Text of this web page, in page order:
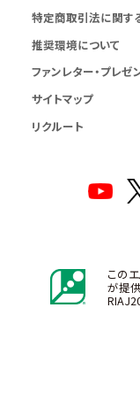
特定商取引法に関す
推奨環境について
ファンレター・プレゼ
サイトマップ
リクルート
この
が提